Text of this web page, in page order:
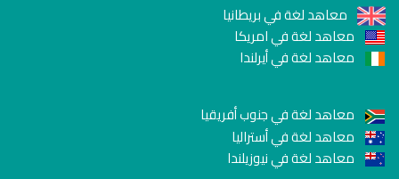
معاهد لغة في بريطانيا
معاهد لغة في امريكا
معاهد لغة في أيرلندا
معاهد لغة في جنوب أفريقيا
معاهد لغة في أستراليا
معاهد لغة في نيوزيلندا